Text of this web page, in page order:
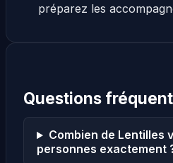
préparez les
Questions
Combien de Lentilles
personnes exactement